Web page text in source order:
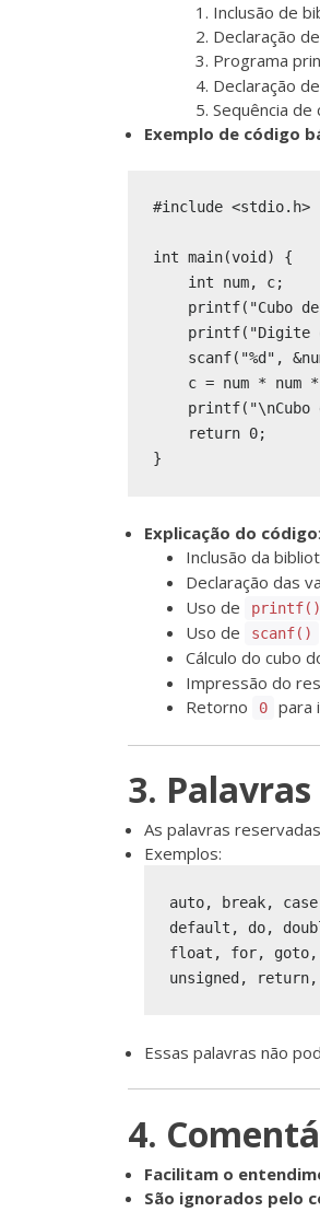
Inclusão de
Declaração
Programa
Declaração
Sequência de
Exemplo de código
#include <stdio.h>
int main(void) {
    int num, c;
printf("Cubo
printf("Digite
scanf("%d",
c = num * num
printf("\nCubo
    return 0;
Explicação do código:
Inclusão da
Declaração das
Uso de
printf()
Uso de
scanf()
Cálculo do cubo
Impressão do
Retorno
0 para
3.
As palavras
Exemplos:
auto, break,
default, do,
float, for,
Essas palavras não
4.
Facilitam o
São ignorados pelo